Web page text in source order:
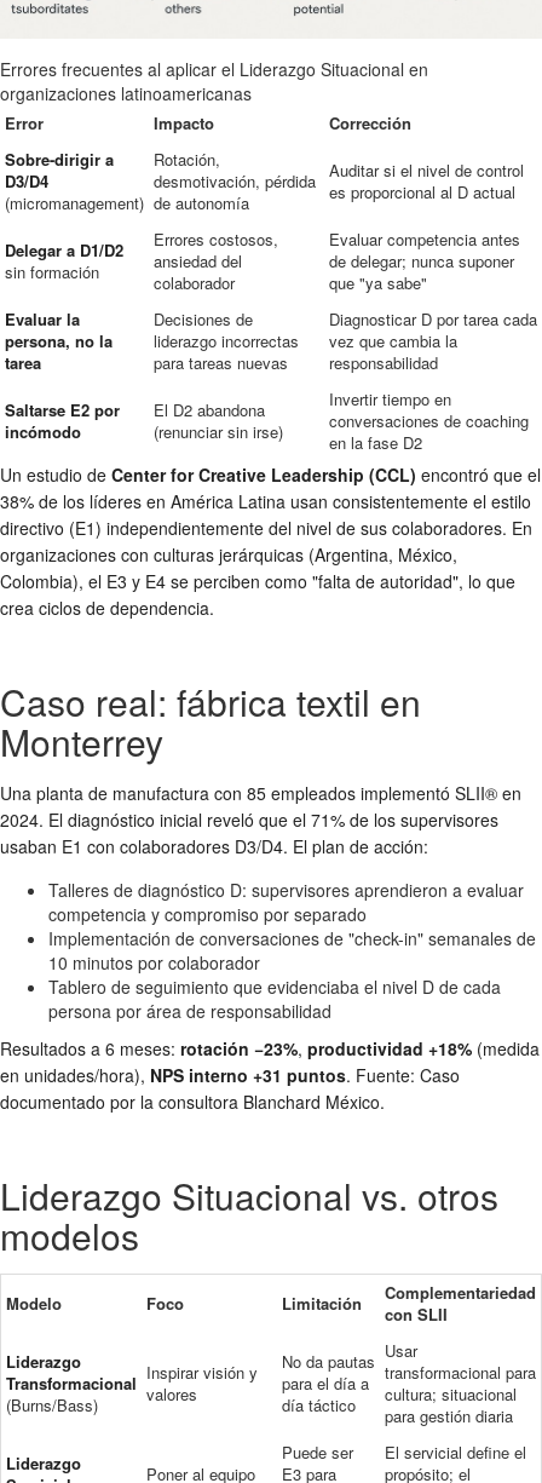
Errores frecuentes al aplicar el Liderazgo Situacional en
organizaciones latinoamericanas
Error Impacto
Corrección
Sobre-dirigir a
D3/D4
(micromanagement)
Rotación,
desmotivación, pérdida
de autonomía
Auditar si el nivel de control
es proporcional al D actual
Delegar a D1/D2
sin formación
Errores costosos,
ansiedad del
colaborador
Evaluar competencia antes
de delegar; nunca suponer
que "ya sabe"
Evaluar la
persona, no la
tarea
Decisiones de
liderazgo incorrectas
para tareas nuevas
Diagnosticar D por tarea cada
vez que cambia la
responsabilidad
Saltarse E2 por
incómodo
El D2 abandona
(renunciar sin irse)
Invertir tiempo en
conversaciones de coaching
en la fase D2
Un estudio de Center for Creative Leadership (CCL) encontró que el
38% de los líderes en América Latina usan consistentemente el estilo
directivo (E1) independientemente del nivel de sus colaboradores. En
organizaciones con culturas jerárquicas (Argentina, México,
Colombia), el E3 y E4 se perciben como "falta de autoridad", lo que
crea ciclos de dependencia.
Caso real: fábrica textil en
Monterrey
Una planta de manufactura con 85 empleados implementó SLII® en
2024. El diagnóstico inicial reveló que el 71% de los supervisores
usaban E1 con colaboradores D3/D4. El plan de acción:
Talleres de diagnóstico D: supervisores aprendieron a evaluar
competencia y compromiso por separado
Implementación de conversaciones de "check-in" semanales de
10 minutos por colaborador
Tablero de seguimiento que evidenciaba el nivel D de cada
persona por área de responsabilidad
Resultados a 6 meses: rotación −23%, productividad +18% (medida
en unidades/hora), NPS interno +31 puntos. Fuente: Caso
documentado por la consultora Blanchard México.
Liderazgo Situacional vs. otros
modelos
Modelo Foco Limitación
Complementariedad
con SLII
Liderazgo
Transformacional
(Burns/Bass)
Inspirar visión y
valores
No da pautas
para el día a
día táctico
Usar
transformacional para
cultura; situacional
para gestión diaria
Liderazgo
Poner al equipo
Puede ser
E3 para
El servicial define el
propósito; el